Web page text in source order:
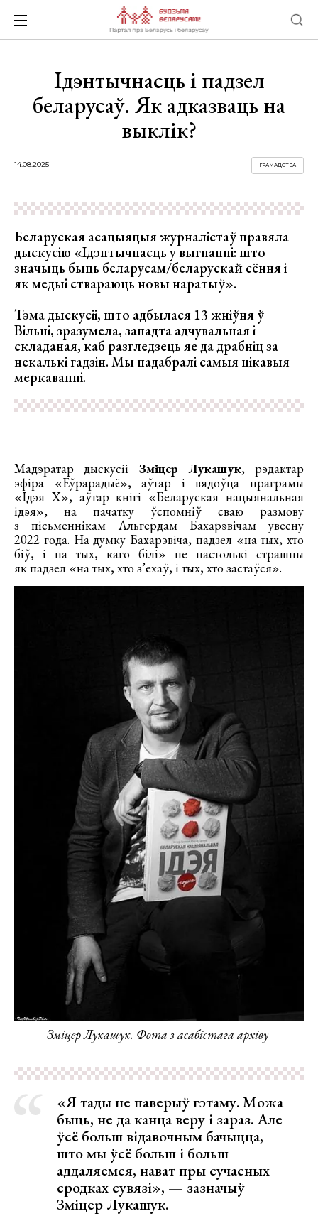
Ідэнтычнасць і падзел
беларусаў. Як адказваць на
выклік?
14.08.2025 ГРАМАДСТВА
Беларуская асацыяцыя журналістаў правяла
дыскусію «Ідэнтычнасць у выгнанні: што
значыць быць беларусам/беларускай сёння і
як медыі ствараюць новы наратыў».
Тэма дыскусіі, што адбылася 13 жніўня ў
Вільні, зразумела, занадта адчувальная і
складаная, каб разгледзець яе да драбніц за
некалькі гадзін. Мы падабралі самыя цікавыя
меркаванні.
Мадэратар дыскусіі Зміцер Лукашук, рэдактар
эфіра «Еўрарадыё», аўтар і вядоўца праграмы
«Ідэя Х», аўтар кнігі «Беларуская нацыянальная
ідэя», на пачатку ўспомніў сваю размову
з пісьменнікам Альгердам Бахарэвічам увесну
2022 года. На думку Бахарэвіча, падзел «на тых, хто
біў, і на тых, каго білі» не настолькі страшны
як падзел «на тых, хто з’ехаў, і тых, хто застаўся».
Зміцер Лукашук. Фота з асабістага архіву
«Я тады не паверыў гэтаму. Можа
быць, не да канца веру і зараз. Але
ўсё больш відавочным бачыцца,
што мы ўсё больш і больш
аддаляемся, нават пры сучасных
сродках сувязі», — зазначыў
Зміцер Лукашук.